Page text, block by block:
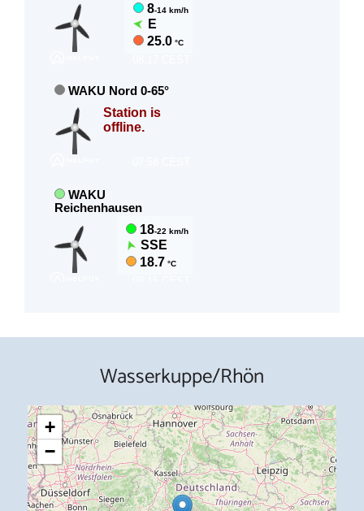
Wasserkuppe/Rhön
+
−